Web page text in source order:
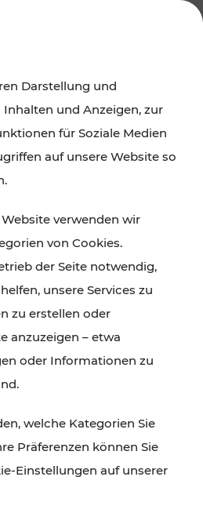
und das Burgenland
und Gastronomie,
Naturgenuss – viele
Ticket- und Fahrplan-
und schnell erreichbar.
Darstellung und
und Anzeigen, zur
für Soziale Medien
auf unsere Website so
verwenden wir
von Cookies.
der Seite notwendig,
unsere Services zu
zu erstellen oder
anzuzeigen – etwa
oder Informationen zu
welche Kategorien Sie
Präferenzen können Sie
Einstellungen auf unserer